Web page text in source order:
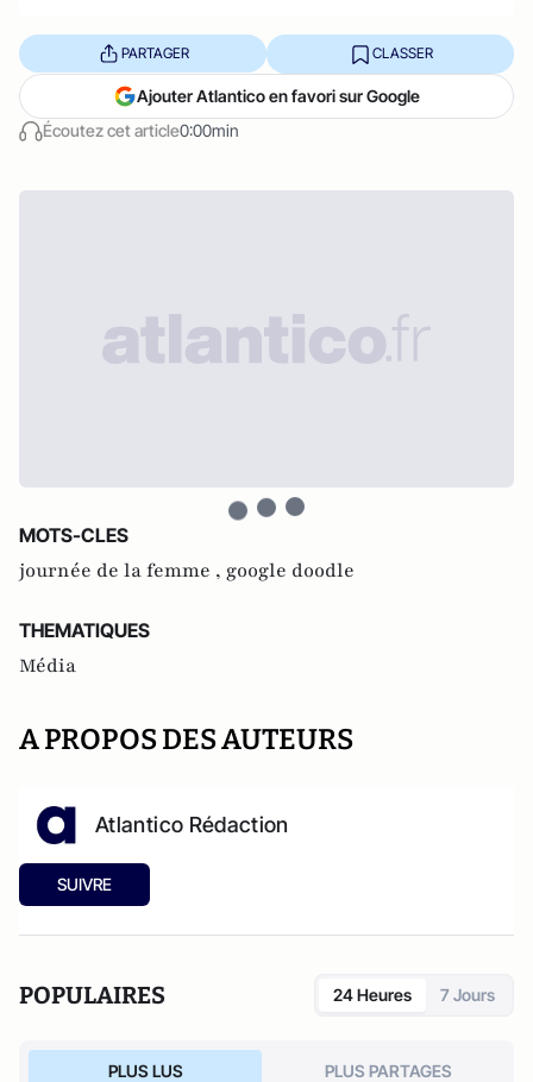
Écoutez cet article0:00min
PARTAGER CLASSER
Ajouter Atlantico en favori sur Google
MOTS-CLES
journée de la femme , google doodle
THEMATIQUES
Média
A PROPOS DES AUTEURS
Atlantico Rédaction
SUIVRE
POPULAIRES 24 Heures 7 Jours
PLUS LUS PLUS PARTAGES